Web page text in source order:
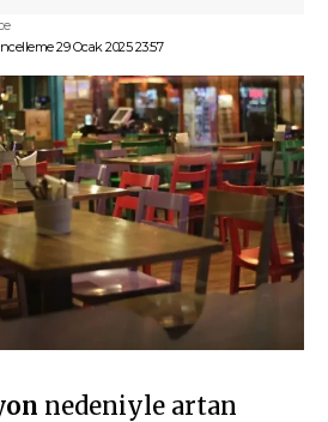
29 Ocak 2025 23:57
nedeniyle artan